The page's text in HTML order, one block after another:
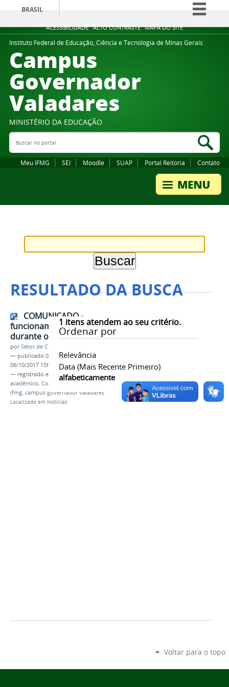
ACESSIBILIDADE ALTO CONTRASTE MAPA DO SITE
BRASIL
Simplifique!
Comunica BR
Instituto Federal de Educação, Ciência e Tecnologia de Minas Gerais
Campus
Governador
Valadares
MINISTÉRIO DA EDUCAÇÃO
Buscar no portal
Meu IFMG SEI Moodle SUAP Portal Reitoria Contato
RESULTADO DA BUSCA
1 itens atendem ao seu critério.
Ordenar por
Relevância
Data (mais Recente Primeiro)
alfabeticamente
COMUNICADO -
funcionamento do Campus
durante o Recesso
porSetor de Comunicação
— publicado 06/10/2017—última modificação
06/10/2017 15h27
— registrado em:
recesso escolar
calendário
acadêmico, Conselho Acadêmico ,2017,
ifmg, campus governador valadares
Localizado em Notícias
Voltar para o topo